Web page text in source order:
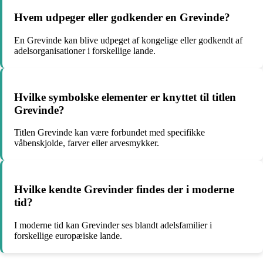
Hvem udpeger eller godkender en Grevinde?
En Grevinde kan blive udpeget af kongelige eller godkendt af
adelsorganisationer i forskellige lande.
Hvilke symbolske elementer er knyttet til titlen
Grevinde?
Titlen Grevinde kan være forbundet med specifikke
våbenskjolde, farver eller arvesmykker.
Hvilke kendte Grevinder findes der i moderne
tid?
I moderne tid kan Grevinder ses blandt adelsfamilier i
forskellige europæiske lande.